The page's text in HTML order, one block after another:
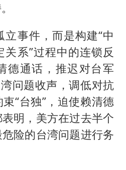
事件，而是构建“中
系”过程中的连锁反
德通话，推迟对台军
问题收声，调低对抗
“台独”，迫使赖清德
明，美方在过去半个
险的台湾问题进行务